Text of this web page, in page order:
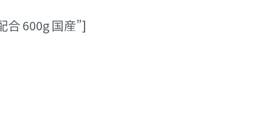
合 600g 国産”]